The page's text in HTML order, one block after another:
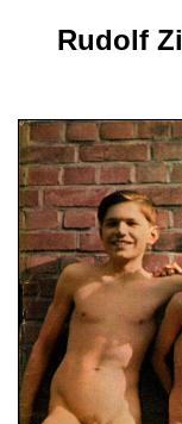
Rudolf